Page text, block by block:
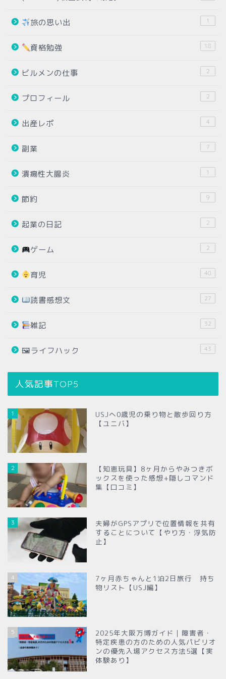
旅の思い出 1
資格勉強 18
ビルメンの仕事 2
プロフィール 2
出産レポ 4
副業 7
潰瘍性大腸炎 1
節約 9
起業の日記 2
ゲーム 2
育児 40
読書感想文 27
雑記 32
🖼ライフハック 43
人気記事TOP5
1
USJへ0歳児の乗り物と散歩回り方
【ユニバ】
2
【知恵玩具】8ヶ月からやみつきボ
ックスを使った感想+隠しコマンド
集【口コミ】
3
夫婦がGPSアプリで位置情報を共有
することについて【やり方・浮気防
止】
4
7ヶ月赤ちゃんと1泊2日旅行 持ち
物リスト【USJ編】
5
2025年大阪万博ガイド｜障害者・
特定疾患の方のための人気パビリオ
ンの優先入場アクセス方法5選【実
体験あり】